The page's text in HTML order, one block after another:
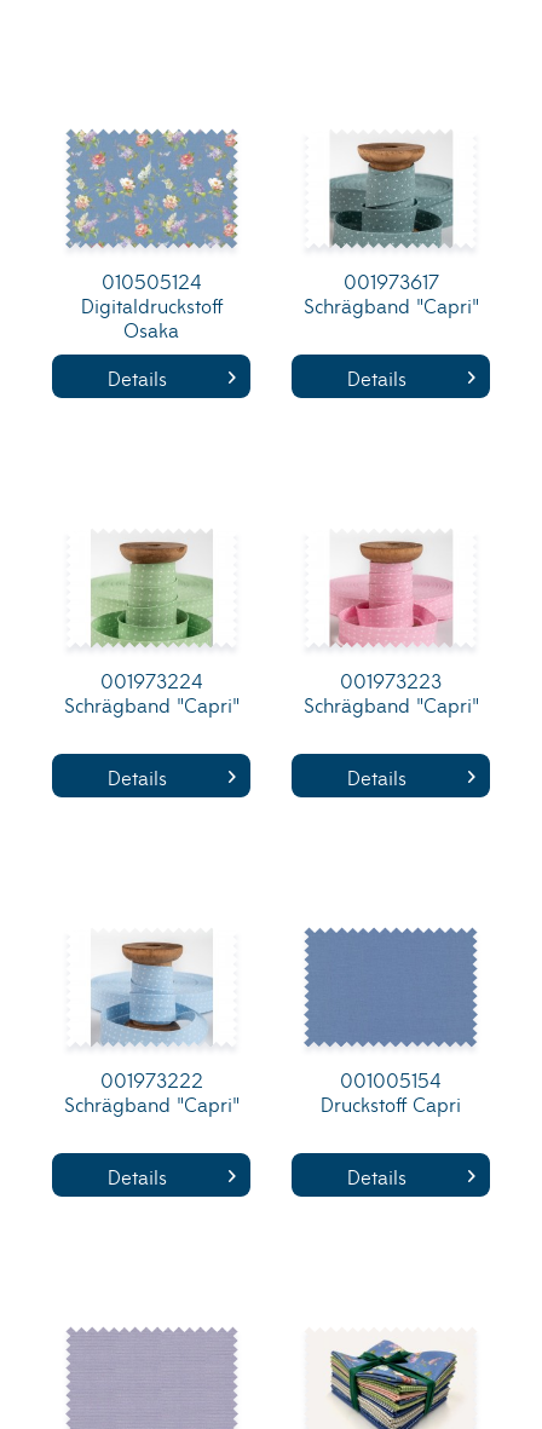
010505124
Digitaldruckstoff
Osaka
Details
001973617
Schrägband "Capri"
Details
001973224
Schrägband "Capri"
Details
001973223
Schrägband "Capri"
Details
001973222
Schrägband "Capri"
Details
001005154
Druckstoff Capri
Details